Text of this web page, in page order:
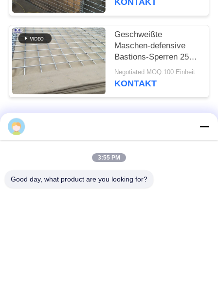
KONTAKT
Geschweißte
Maschen-defensive
Bastions-Sperren 25
Jahre Leben-Dauer-
kohlenstoffarme
Negotiated MOQ:100 Einheit
KONTAKT
Alle
Militärsperre
3:55 PM
Good day, what product are you looking for?